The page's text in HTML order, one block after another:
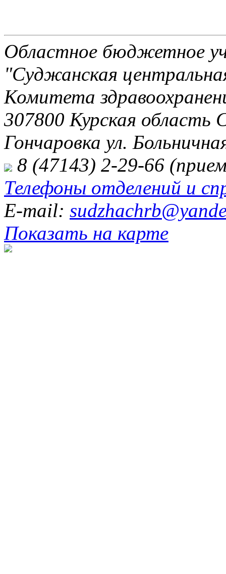
Областное бюджетное
"Суджанская
Комитета
307800 Курская область
Гончаровка ул.
8 (47143) 2-29-66
Телефоны отделений и
E-mail:
Показать на карте